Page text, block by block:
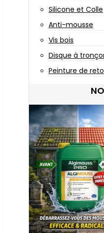
Silicone et Colle
Anti-mousse
Vis bois
Disque à
Peinture de